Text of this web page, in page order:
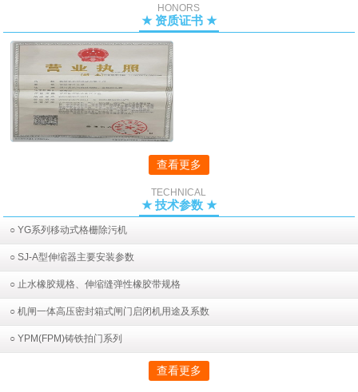
HONORS
★ 资质证书 ★
查看更多
TECHNICAL
★ 技术参数 ★
○ YG系列移动式格栅除污机
○ SJ-A型伸缩器主要安装参数
○ 止水橡胶规格、伸缩缝弹性橡胶带规格
○ 机闸一体高压密封箱式闸门启闭机用途及系数
○ YPM(FPM)铸铁拍门系列
查看更多